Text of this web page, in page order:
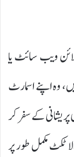
ویب سائٹ یا
اپنے اسمارٹ
کے سفر کر
ٹکٹ مکمل طور پر